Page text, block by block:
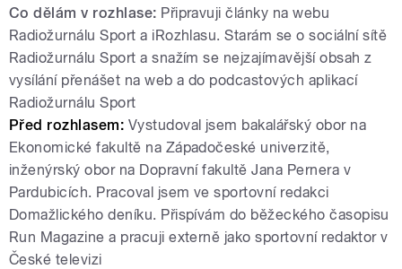
Co dělám v rozhlase: Připravuji články na webu
Radiožurnálu Sport a iRozhlasu. Starám se o sociální sítě
Radiožurnálu Sport a snažím se nejzajímavější obsah z
vysílání přenášet na web a do podcastových aplikací
Radiožurnálu Sport
Před rozhlasem: Vystudoval jsem bakalářský obor na
Ekonomické fakultě na Západočeské univerzitě,
inženýrský obor na Dopravní fakultě Jana Pernera v
Pardubicích. Pracoval jsem ve sportovní redakci
Domažlického deníku. Přispívám do běžeckého časopisu
Run Magazine a pracuji externě jako sportovní redaktor v
České televizi